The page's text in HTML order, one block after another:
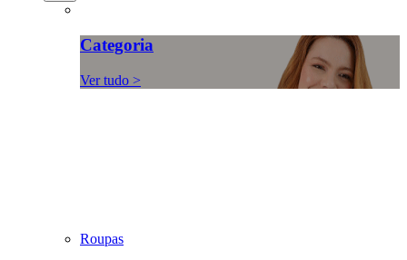
Categoria
Ver tudo >
Roupas